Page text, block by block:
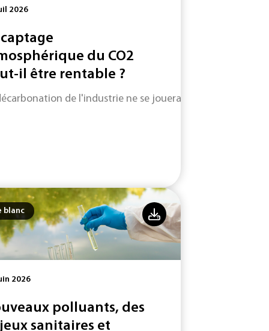
2026
captage
du CO2
il être rentable ?
de l'industrie ne se jouera pas uniquement
blanc
2026
polluants, des
sanitaires et